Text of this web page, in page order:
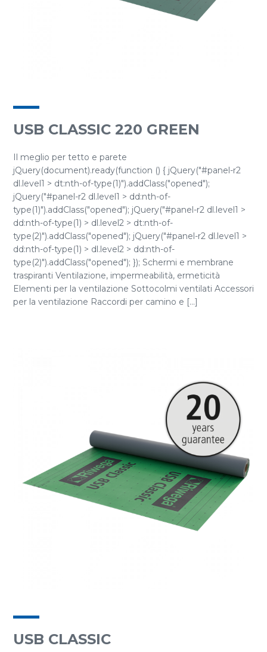
USB CLASSIC 220 GREEN
Il meglio per tetto e parete
jQuery(document).ready(function () { jQuery("#panel-r2
dl.level1 > dt:nth-of-type(1)").addClass("opened");
jQuery("#panel-r2 dl.level1 > dd:nth-of-
type(1)").addClass("opened"); jQuery("#panel-r2 dl.level1 >
dd:nth-of-type(1) > dl.level2 > dt:nth-of-
type(2)").addClass("opened"); jQuery("#panel-r2 dl.level1 >
dd:nth-of-type(1) > dl.level2 > dd:nth-of-
type(2)").addClass("opened"); }); Schermi e membrane
traspiranti Ventilazione, impermeabilità, ermeticità
Elementi per la ventilazione Sottocolmi ventilati Accessori
per la ventilazione Raccordi per camino e [...]
USB CLASSIC